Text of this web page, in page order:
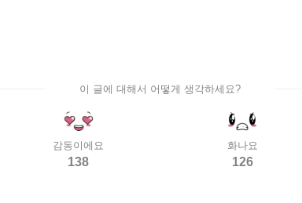
이 글에 대해서 어떻게 생각하세요?
감동이에요
138
화나요
126